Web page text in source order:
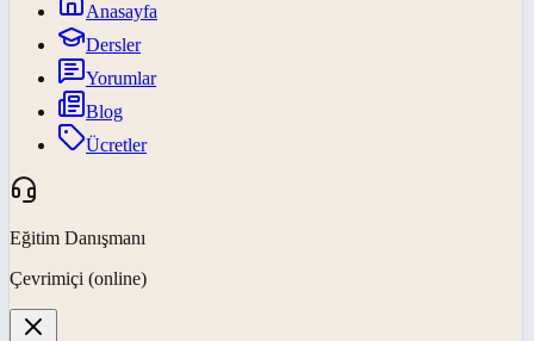
Anasayfa
Dersler
Yorumlar
Blog
Ücretler
Eğitim Danışmanı
Çevrimiçi (online)